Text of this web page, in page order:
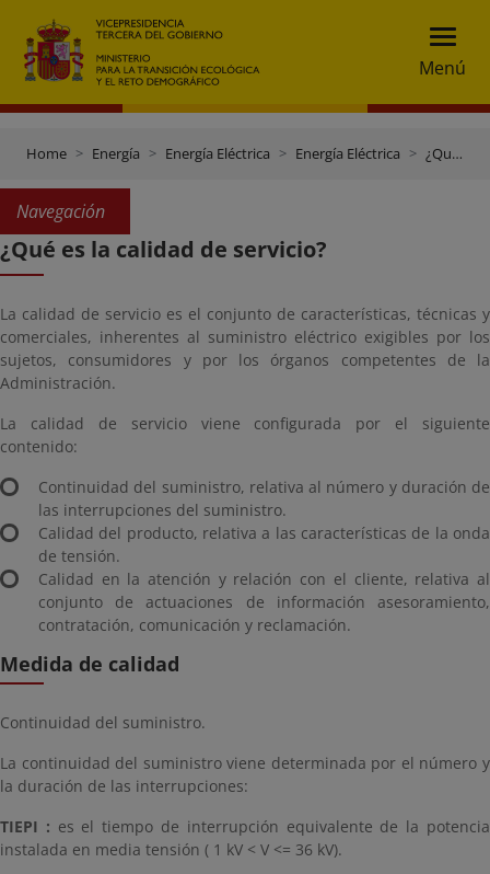
Menú
Home Energía Energía Eléctrica Energía Eléctrica ¿Qué es la calidad de servicio?
Navegación
¿Qué es la calidad de servicio?
La calidad de servicio es el conjunto de características, técnicas y
comerciales, inherentes al suministro eléctrico exigibles por los
sujetos, consumidores y por los órganos competentes de la
Administración.
La calidad de servicio viene configurada por el siguiente
contenido:
Continuidad del suministro, relativa al número y duración de
las interrupciones del suministro.
Calidad del producto, relativa a las características de la onda
de tensión.
Calidad en la atención y relación con el cliente, relativa al
conjunto de actuaciones de información asesoramiento,
contratación, comunicación y reclamación.
Medida de calidad
Continuidad del suministro.
La continuidad del suministro viene determinada por el número y
la duración de las interrupciones:
TIEPI : es el tiempo de interrupción equivalente de la potencia
instalada en media tensión ( 1 kV < V <= 36 kV).